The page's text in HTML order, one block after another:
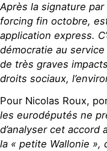
Après la signature
forcing fin octobre,
application express.
démocratie au
de très graves
droits sociaux,
Pour Nicolas Roux,
les eurodéputés ne
d’analyser cet accord
la « petite Wallonie »,